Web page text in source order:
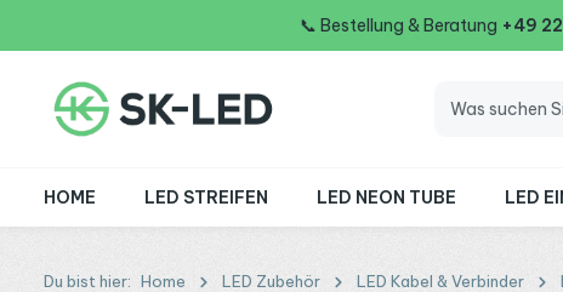
📞 Bestellung & Beratung +49
HOME LED STREIFEN LED NEON TUBE LED
Du bist hier: Home LED Zubehör LED Kabel & Verbinder